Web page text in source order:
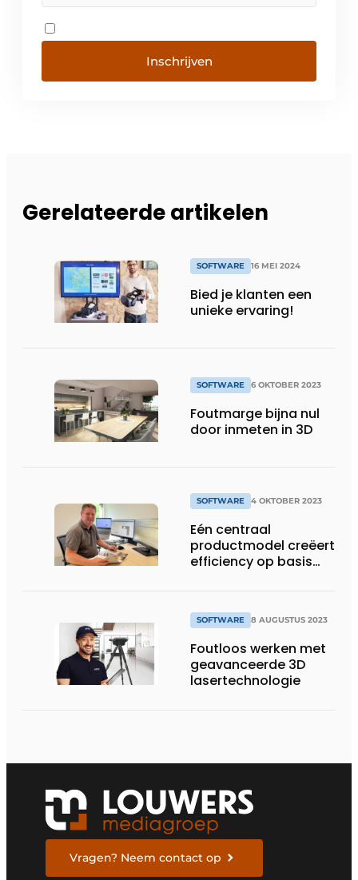
Inschrijven
Gerelateerde artikelen
SOFTWARE 16 MEI 2024
Bied je klanten een
unieke ervaring!
SOFTWARE 6 OKTOBER 2023
Foutmarge bijna nul
door inmeten in 3D
SOFTWARE 4 OKTOBER 2023
Eén centraal
productmodel creëert
efficiency op basis
SOFTWARE 8 AUGUSTUS 2023
Foutloos werken met
geavanceerde 3D
lasertechnologie
Vragen? Neem contact op